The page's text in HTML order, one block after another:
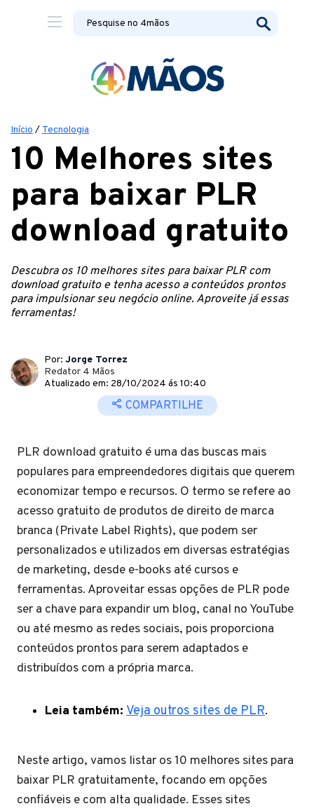
Início / Tecnologia
10 Melhores sites
para baixar PLR
download gratuito
Descubra os 10 melhores sites para baixar PLR com
download gratuito e tenha acesso a conteúdos prontos
para impulsionar seu negócio online. Aproveite já essas
ferramentas!
Por: Jorge Torrez
Redator 4 Mãos
Atualizado em: 28/10/2024 ás 10:40
COMPARTILHE
PLR download gratuito é uma das buscas mais
populares para empreendedores digitais que querem
economizar tempo e recursos. O termo se refere ao
acesso gratuito de produtos de direito de marca
branca (Private Label Rights), que podem ser
personalizados e utilizados em diversas estratégias
de marketing, desde e-books até cursos e
ferramentas. Aproveitar essas opções de PLR pode
ser a chave para expandir um blog, canal no YouTube
ou até mesmo as redes sociais, pois proporciona
conteúdos prontos para serem adaptados e
distribuídos com a própria marca.
Leia também: Veja outros sites de PLR.
Neste artigo, vamos listar os 10 melhores sites para
baixar PLR gratuitamente, focando em opções
confiáveis e com alta qualidade. Esses sites